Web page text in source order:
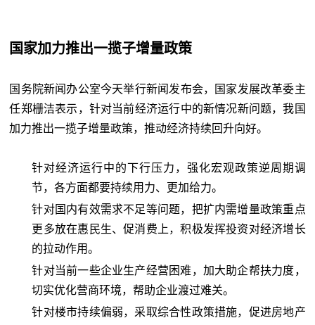
国家加力推出一揽子增量政策
国务院新闻办公室今天举行新闻发布会，国家发展改革委主
任郑栅洁表示，针对当前经济运行中的新情况新问题，我国
加力推出一揽子增量政策，推动经济持续回升向好。
针对经济运行中的下行压力，强化宏观政策逆周期调
节，各方面都要持续用力、更加给力。
针对国内有效需求不足等问题，把扩内需增量政策重点
更多放在惠民生、促消费上，积极发挥投资对经济增长
的拉动作用。
针对当前一些企业生产经营困难，加大助企帮扶力度，
切实优化营商环境，帮助企业渡过难关。
针对楼市持续偏弱，采取综合性政策措施，促进房地产